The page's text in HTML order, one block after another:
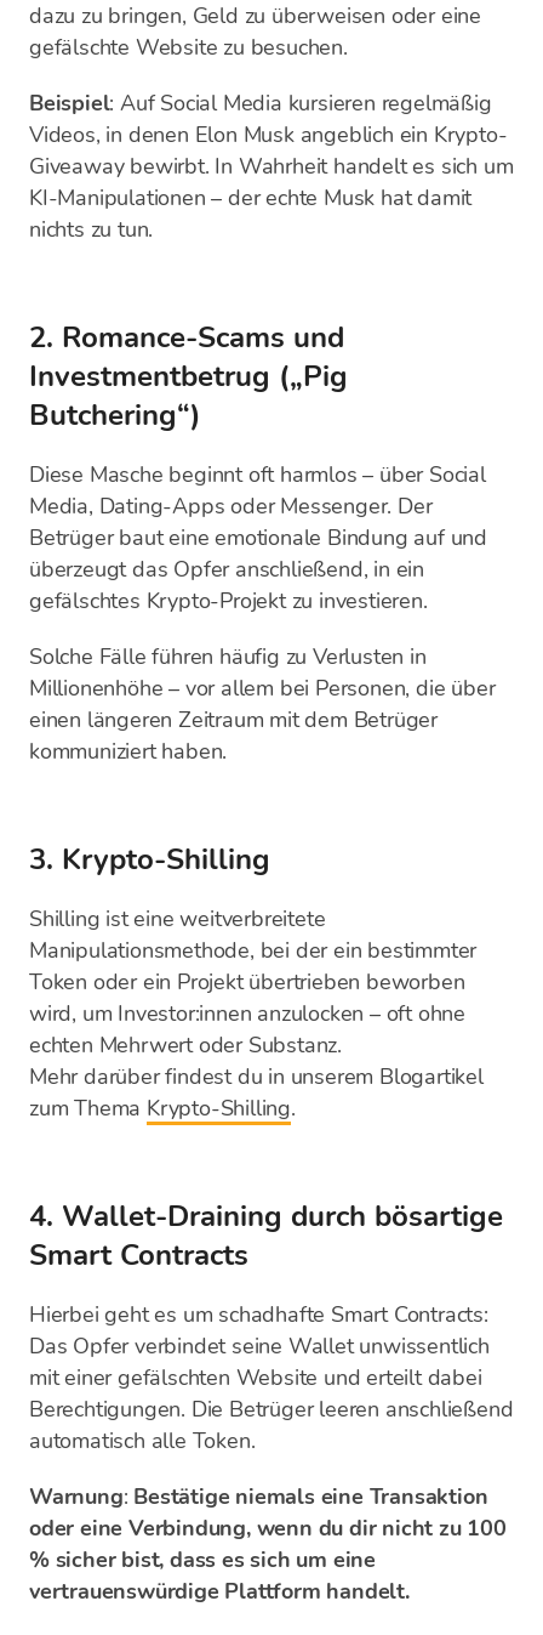
dazu zu bringen, Geld zu überweisen oder eine
gefälschte Website zu besuchen.
Beispiel: Auf Social Media kursieren regelmäßig
Videos, in denen Elon Musk angeblich ein Krypto-
Giveaway bewirbt. In Wahrheit handelt es sich um
KI-Manipulationen – der echte Musk hat damit
nichts zu tun.
2. Romance-Scams und
Investmentbetrug („Pig
Butchering“)
Diese Masche beginnt oft harmlos – über Social
Media, Dating-Apps oder Messenger. Der
Betrüger baut eine emotionale Bindung auf und
überzeugt das Opfer anschließend, in ein
gefälschtes Krypto-Projekt zu investieren.
Solche Fälle führen häufig zu Verlusten in
Millionenhöhe – vor allem bei Personen, die über
einen längeren Zeitraum mit dem Betrüger
kommuniziert haben.
3. Krypto-Shilling
Shilling ist eine weitverbreitete
Manipulationsmethode, bei der ein bestimmter
Token oder ein Projekt übertrieben beworben
wird, um Investor:innen anzulocken – oft ohne
echten Mehrwert oder Substanz.
Mehr darüber findest du in unserem Blogartikel
zum Thema Krypto-Shilling.
4. Wallet-Draining durch bösartige
Smart Contracts
Hierbei geht es um schadhafte Smart Contracts:
Das Opfer verbindet seine Wallet unwissentlich
mit einer gefälschten Website und erteilt dabei
Berechtigungen. Die Betrüger leeren anschließend
automatisch alle Token.
Warnung: Bestätige niemals eine Transaktion
oder eine Verbindung, wenn du dir nicht zu 100
% sicher bist, dass es sich um eine
vertrauenswürdige Plattform handelt.